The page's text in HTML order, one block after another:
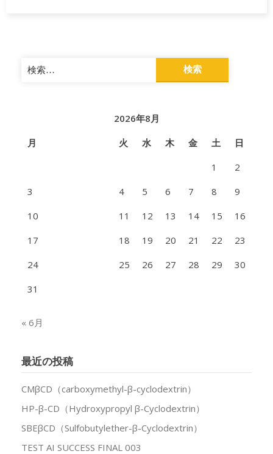
検
索:
2026年8月
月
火 水 木 金 土
日
1
2
3
4 5 6 7 8
9
10
11 12 13 14 15
16
17
18 19 20 21 22
23
24
25 26 27 28 29
30
31
« 6月
最近の投稿
CMβCD（carboxymethyl-β-cyclodextrin）
HP-β-CD（Hydroxypropyl β-Cyclodextrin）
SBEβCD（Sulfobutylether-β-Cyclodextrin）
TEST AI SUCCESS FINAL 003